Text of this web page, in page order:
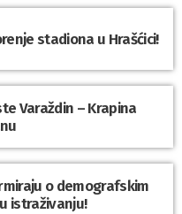
stadiona u Hrašćici!
Varaždin – Krapina
o demografskim
istraživanju!